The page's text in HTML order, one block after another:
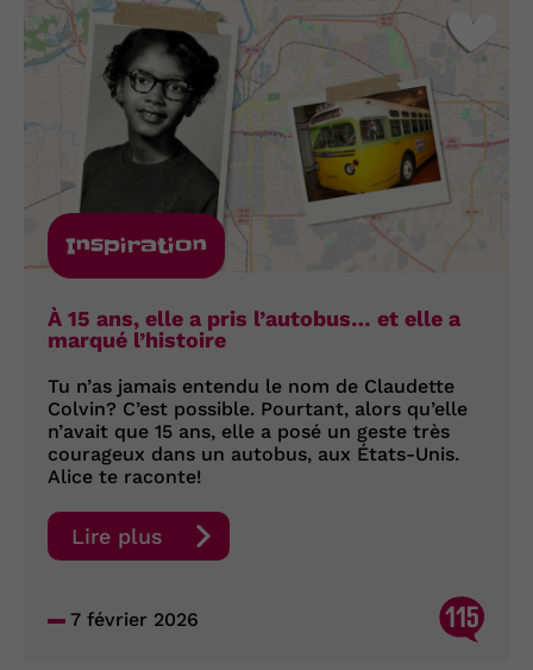
Inspiration
À 15 ans, elle a pris l’autobus… et elle a
marqué l’histoire
Tu n’as jamais entendu le nom de Claudette
Colvin? C’est possible. Pourtant, alors qu’elle
n’avait que 15 ans, elle a posé un geste très
courageux dans un autobus, aux États-Unis.
Alice te raconte!
Lire plus
7 février 2026 115